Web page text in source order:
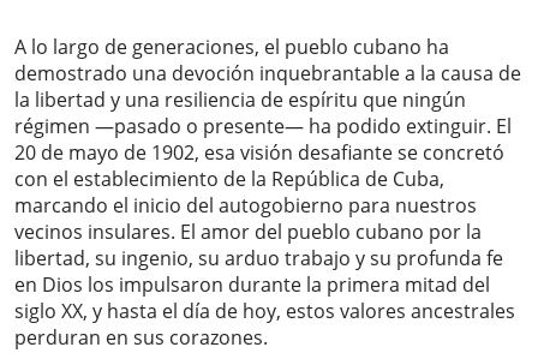
A lo largo de generaciones, el pueblo cubano ha
demostrado una devoción inquebrantable a la causa de
la libertad y una resiliencia de espíritu que ningún
régimen —pasado o presente— ha podido extinguir. El
20 de mayo de 1902, esa visión desafiante se concretó
con el establecimiento de la República de Cuba,
marcando el inicio del autogobierno para nuestros
vecinos insulares. El amor del pueblo cubano por la
libertad, su ingenio, su arduo trabajo y su profunda fe
en Dios los impulsaron durante la primera mitad del
siglo XX, y hasta el día de hoy, estos valores ancestrales
perduran en sus corazones.